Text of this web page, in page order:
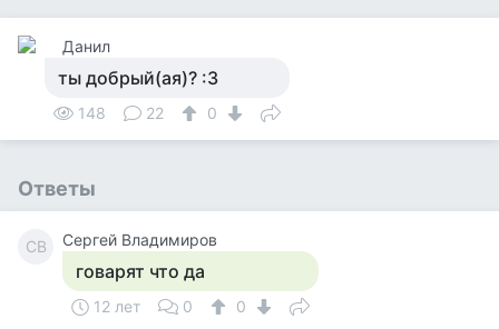
Данил
ты добрый(ая)? :3
148 22 0
Ответы
СВ Сергей Владимиров
говарят что да
12 лет 0 0